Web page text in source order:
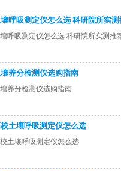
呼吸测定仪怎么选 科研院所实测
呼吸测定仪怎么选 科研院所实测推
养分检测仪选购指南
养分检测仪选购指南
土壤呼吸测定仪怎么选
土壤呼吸测定仪怎么选